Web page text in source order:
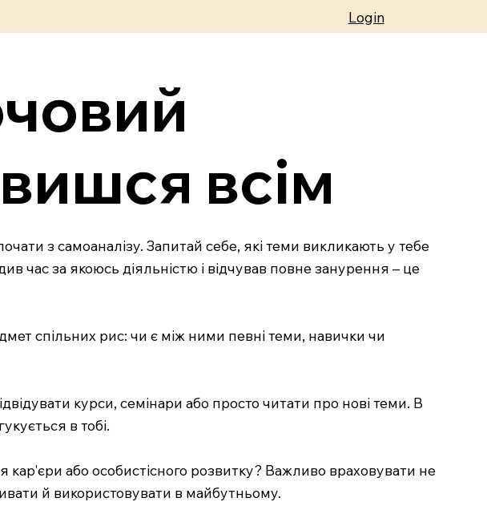
Login
всім
з самоаналізу. Запитай себе, які теми викликають у тебе
час за якоюсь діяльністю і відчував повне занурення – це
спільних рис: чи є між ними певні теми, навички чи
курси, семінари або просто читати про нові теми. В
в тобі.
кар'єри або особистісного розвитку? Важливо враховувати не
й використовувати в майбутньому.